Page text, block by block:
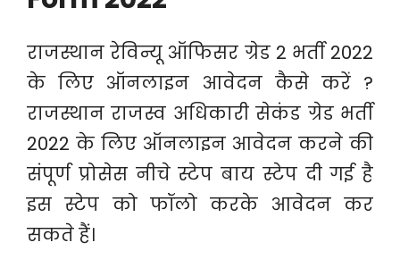
राजस्थान रेविन्यू ऑफिसर ग्रेड 2 भर्ती 2022
के लिए ऑनलाइन आवेदन कैसे करें ?
राजस्थान राजस्व अधिकारी सेकंड ग्रेड भर्ती
2022 के लिए ऑनलाइन आवेदन करने की
संपूर्ण प्रोसेस नीचे स्टेप बाय स्टेप दी गई है
इस स्टेप को फॉलो करके आवेदन कर
सकते हैं।